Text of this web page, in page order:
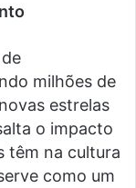
milhões de
estrelas
o impacto
têm na cultura
como um